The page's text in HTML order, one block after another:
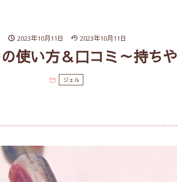
2023年10月11日 2023年10月11日
使い方＆口コミ～持ち
ジェル